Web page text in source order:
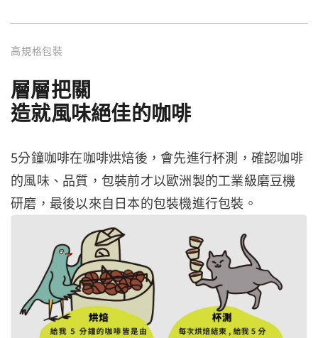
高規格包裝
層層把關
造就風味絕佳的咖啡
5分鐘咖啡在咖啡烘焙後，會先進行杯測，確認咖啡
的風味、品質，包裝前才以歐洲製的工業級磨豆機
研磨，最後以來自日本的包裝機進行包裝。